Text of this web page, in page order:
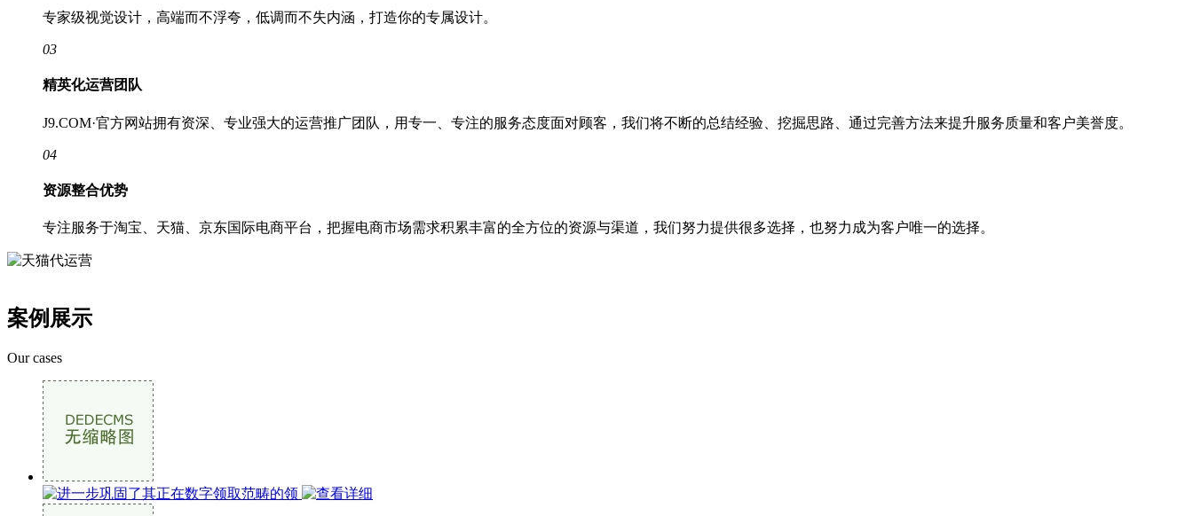
专家级视觉设计，高端而不浮夸，低调而不失内涵，打造你的专属设计。
03
精英化运营团队
J9.COM·官方网站拥有资深、专业强大的运营推广团队，用专一、专注的服务态度面对顾客，我们将不断的总结经验、挖掘思路、通过完善方法来提升服务质量和客户美誉度。
04
资源整合优势
专注服务于淘宝、天猫、京东国际电商平台，把握电商市场需求积累丰富的全方位的资源与渠道，我们努力提供很多选择，也努力成为客户唯一的选择。
案例展示
Our cases